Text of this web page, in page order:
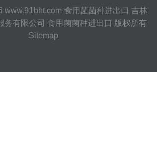
www.91bht.com 食用菌菌种进出口 吉林
务有限公司 食用菌菌种进出口 版权所有
Sitemap